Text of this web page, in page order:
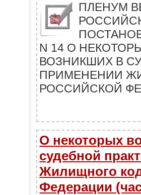
ПЛЕНУМ
N 14 О
ВОЗНИКШИХ В
ПРИМЕНЕНИИ
РОССИЙСКОЙ
О некоторых
судебной
Жилищного
Федерации